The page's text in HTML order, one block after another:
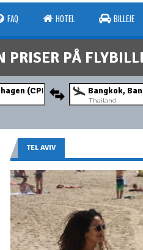
FAQ HOTEL BILLEJE
PRISER PÅ
Thailand
TEL AVIV